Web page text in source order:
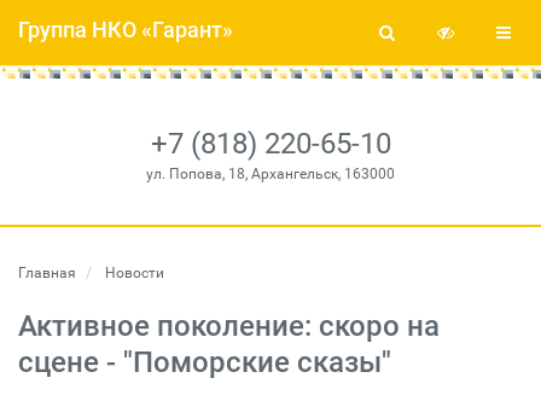
+7 (818) 220-65-10
ул. Попова, 18, Архангельск, 163000
Группа НКО «Гарант»
Главная Новости
Активное поколение: скоро на
сцене - "Поморские сказы"